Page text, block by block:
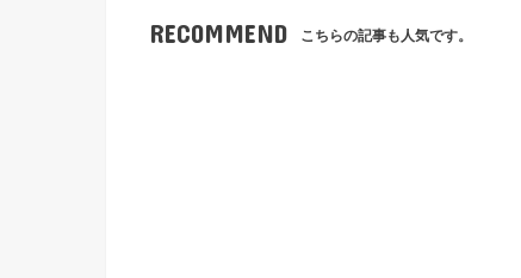
RECOMMEND こちらの記事も人気です。